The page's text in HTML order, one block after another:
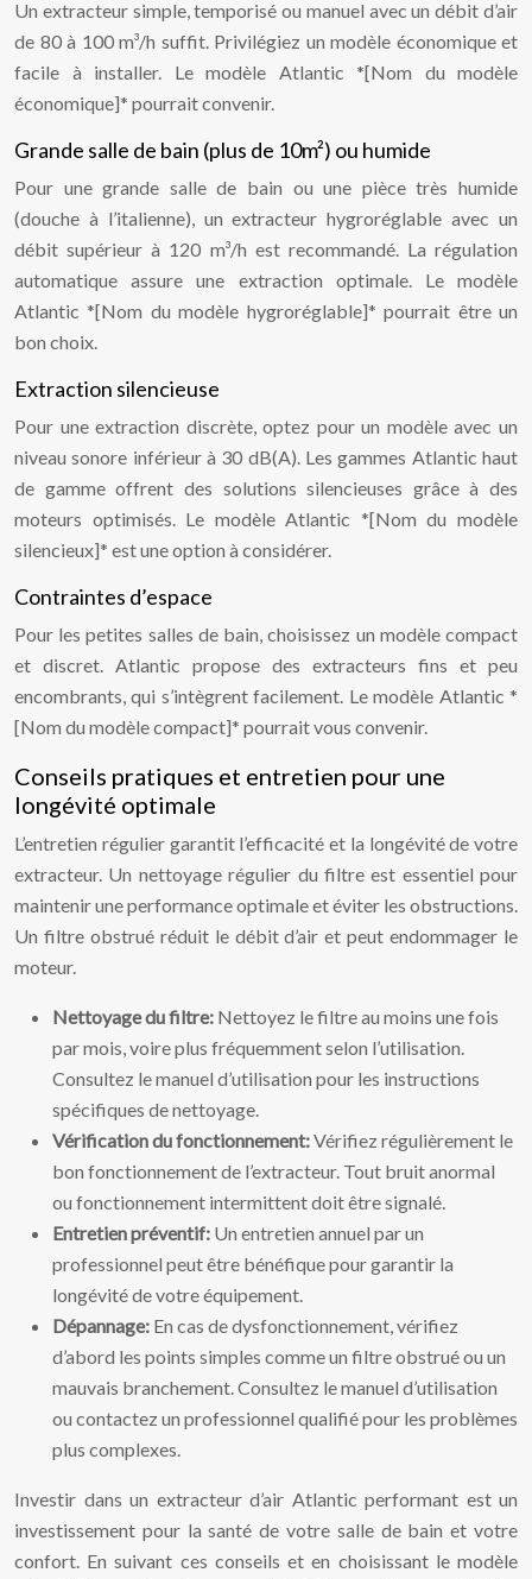
Un extracteur simple, temporisé ou manuel avec un débit d’air
de 80 à 100 m³/h suffit. Privilégiez un modèle économique et
facile à installer. Le modèle Atlantic *[Nom du modèle
économique]* pourrait convenir.
Grande salle de bain (plus de 10m²) ou humide
Pour une grande salle de bain ou une pièce très humide
(douche à l’italienne), un extracteur hygroréglable avec un
débit supérieur à 120 m³/h est recommandé. La régulation
automatique assure une extraction optimale. Le modèle
Atlantic *[Nom du modèle hygroréglable]* pourrait être un
bon choix.
Extraction silencieuse
Pour une extraction discrète, optez pour un modèle avec un
niveau sonore inférieur à 30 dB(A). Les gammes Atlantic haut
de gamme offrent des solutions silencieuses grâce à des
moteurs optimisés. Le modèle Atlantic *[Nom du modèle
silencieux]* est une option à considérer.
Contraintes d’espace
Pour les petites salles de bain, choisissez un modèle compact
et discret. Atlantic propose des extracteurs fins et peu
encombrants, qui s’intègrent facilement. Le modèle Atlantic *
[Nom du modèle compact]* pourrait vous convenir.
Conseils pratiques et entretien pour une
longévité optimale
L’entretien régulier garantit l’efficacité et la longévité de votre
extracteur. Un nettoyage régulier du filtre est essentiel pour
maintenir une performance optimale et éviter les obstructions.
Un filtre obstrué réduit le débit d’air et peut endommager le
moteur.
Nettoyage du filtre: Nettoyez le filtre au moins une fois
par mois, voire plus fréquemment selon l’utilisation.
Consultez le manuel d’utilisation pour les instructions
spécifiques de nettoyage.
Vérification du fonctionnement:Vérifiez régulièrement le
bon fonctionnement de l’extracteur. Tout bruit anormal
ou fonctionnement intermittent doit être signalé.
Entretien préventif: Un entretien annuel par un
professionnel peut être bénéfique pour garantir la
longévité de votre équipement.
Dépannage: En cas de dysfonctionnement, vérifiez
d’abord les points simples comme un filtre obstrué ou un
mauvais branchement. Consultez le manuel d’utilisation
ou contactez un professionnel qualifié pour les problèmes
plus complexes.
Investir dans un extracteur d’air Atlantic performant est un
investissement pour la santé de votre salle de bain et votre
confort. En suivant ces conseils et en choisissant le modèle